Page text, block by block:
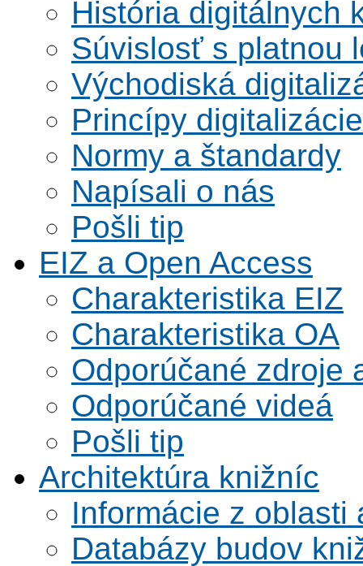
História digitálnych
Súvislosť s platnou
Východiská
Princípy digitalizácie
Normy a štandardy
Napísali o nás
Pošli tip
EIZ a Open Access
Charakteristika EIZ
Charakteristika OA
Odporúčané zdroje
Odporúčané videá
Pošli tip
Architektúra knižníc
Informácie z oblasti
Databázy budov